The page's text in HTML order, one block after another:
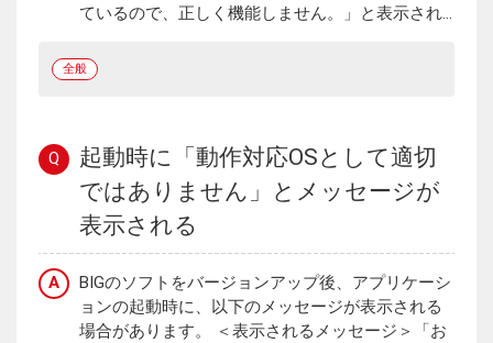
ているので、正しく機能しません。」と表示され...
全般
Q
起動時に「動作対応OSとして適切
ではありません」とメッセージが
表示される
A
BIGのソフトをバージョンアップ後、アプリケーシ
ョンの起動時に、以下のメッセージが表示される
場合があります。 ＜表示されるメッセージ＞「お